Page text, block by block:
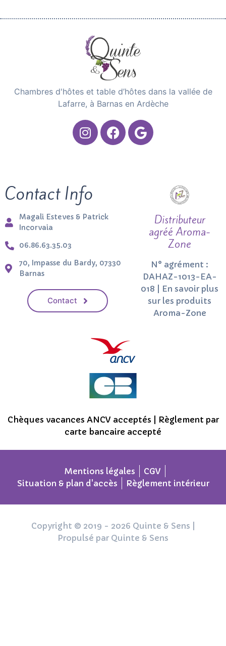
Chambres d'hôtes et table d’hôtes dans la vallée de
Lafarre, à Barnas en Ardèche
Contact Info
Magali Esteves & Patrick
Incorvaia
06.86.63.35.03
70, Impasse du Bardy, 07330
Barnas
Contact
Distributeur
agréé Aroma-
Zone
N° agrément :
DAHAZ-1013-EA-
018 | En savoir plus
sur les produits
Aroma-Zone
Chèques vacances ANCV acceptés | Règlement par
carte bancaire accepté
Mentions légales
CGV
Situation & plan d'accès
Règlement intérieur
Copyright © 2019 - 2026 Quinte & Sens |
Propulsé par Quinte & Sens